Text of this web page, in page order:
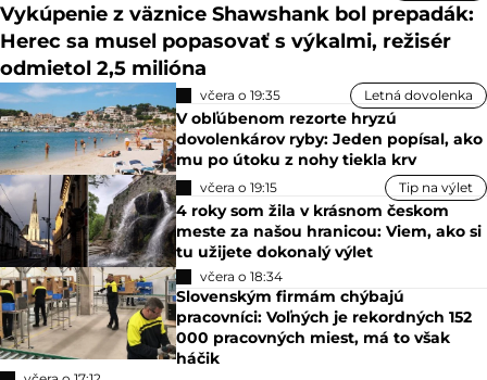
Vykúpenie z väznice Shawshank bol prepadák:
Herec sa musel popasovať s výkalmi, režisér
odmietol 2,5 milióna
včera o 19:35 Letná dovolenka
V obľúbenom rezorte hryzú
dovolenkárov ryby: Jeden popísal, ako
mu po útoku z nohy tiekla krv
včera o 19:15 Tip na výlet
4 roky som žila v krásnom českom
meste za našou hranicou: Viem, ako si
tu užijete dokonalý výlet
včera o 18:34
Slovenským firmám chýbajú
pracovníci: Voľných je rekordných 152
000 pracovných miest, má to však
háčik